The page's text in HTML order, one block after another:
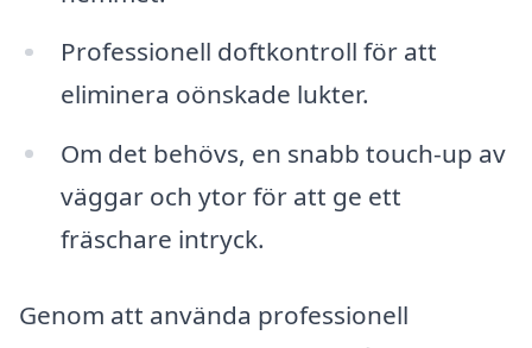
Professionell doftkontroll för att
eliminera oönskade lukter.
Om det behövs, en snabb touch-up av
väggar och ytor för att ge ett
fräschare intryck.
Genom att använda professionell